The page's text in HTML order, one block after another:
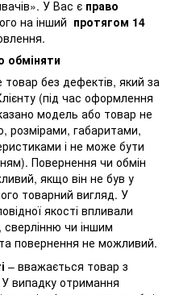
. У Вас є право
на інший протягом 14
обміняти
товар без дефектів, який за
(під час оформлення
модель або товар не
розмірами, габаритами,
і не може бути
Повернення чи обмін
якщо він не був у
товарний вигляд. У
якості впливали
чи іншим
повернення не можливий.
– вважається товар з
випадку отримання